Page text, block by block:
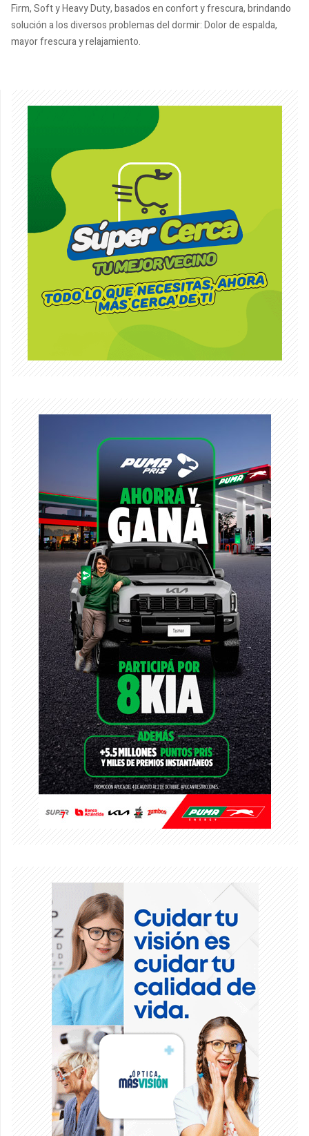
Firm, Soft y Heavy Duty, basados en confort y frescura, brindando
solución a los diversos problemas del dormir: Dolor de espalda,
mayor frescura y relajamiento.